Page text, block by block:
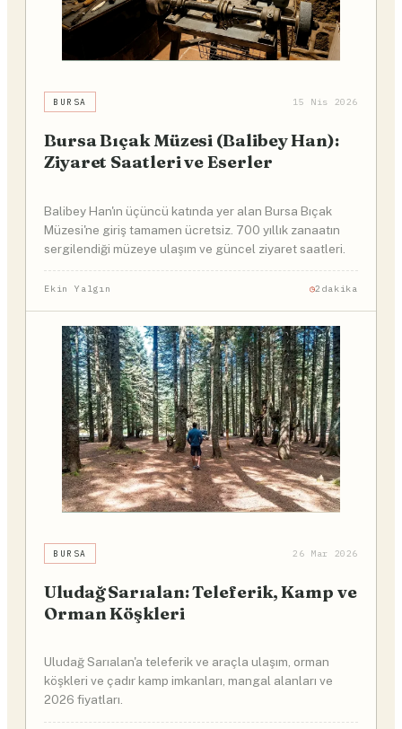
BURSA 15 Nis 2026
Bursa Bıçak Müzesi (Balibey Han):
Ziyaret Saatleri ve Eserler
Balibey Han'ın üçüncü katında yer alan Bursa Bıçak
Müzesi'ne giriş tamamen ücretsiz. 700 yıllık zanaatın
sergilendiği müzeye ulaşım ve güncel ziyaret saatleri.
Ekin Yalgın 2dakika
BURSA 26 Mar 2026
Uludağ Sarıalan: Teleferik, Kamp ve
Orman Köşkleri
Uludağ Sarıalan'a teleferik ve araçla ulaşım, orman
köşkleri ve çadır kamp imkanları, mangal alanları ve
2026 fiyatları.